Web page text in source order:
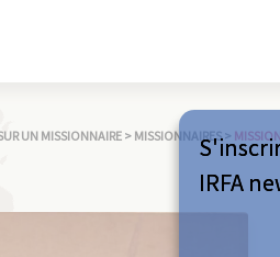
UN MISSIONNAIRE> MISSIONNAIRES >
IRFA